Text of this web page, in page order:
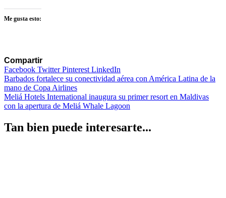
Me gusta esto:
Compartir
Facebook TwitterPinterest LinkedIn
Navegación
de
entradas
Barbados fortalece su conectividad aérea con América Latina de la
mano de Copa Airlines
Meliá Hotels International inaugura su primer resort en Maldivas
con la apertura de Meliá Whale Lagoon
Tan bien puede interesarte...